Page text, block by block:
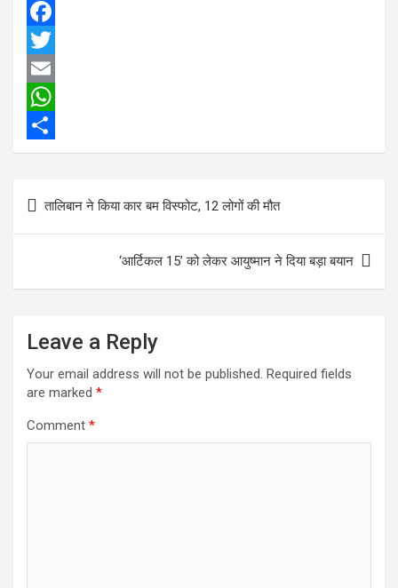
F
a
c
e
b
o
k
T
w
t
e
r
E
m
a
l
W
h
t
s
S
a
r
navigation
तालिबान ने किया कार बम विस्फोट, 12 लोगों की मौत
‘आर्टिकल 15’ को लेकर आयुष्मान ने दिया बड़ा बयान
Leave a Reply
Your email address will not be published. Required fields
are marked *
Comment *